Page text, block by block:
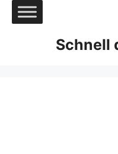
Zum
Inhalt
Schnell